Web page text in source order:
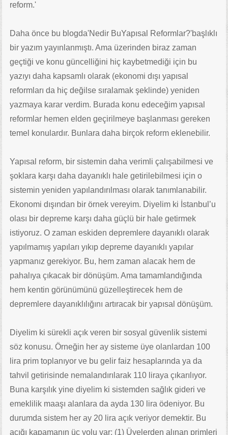
reform.'
Daha önce bu blogda'Nedir BuYapısal Reformlar?'başlıklı
bir yazım yayınlanmıştı. Ama üzerinden biraz zaman
geçtiği ve konu güncelliğini hiç kaybetmediği için bu
yazıyı daha kapsamlı olarak (ekonomi dışı yapısal
reformları da hiç değilse sıralamak şeklinde) yeniden
yazmaya karar verdim. Burada konu edeceğim yapısal
reformlar hemen elden geçirilmeye başlanması gereken
temel konulardır. Bunlara daha birçok reform eklenebilir.
Yapısal reform, bir sistemin daha verimli çalışabilmesi ve
şoklara karşı daha dayanıklı hale getirilebilmesi için o
sistemin yeniden yapılandırılması olarak tanımlanabilir.
Ekonomi dışından bir örnek vereyim. Diyelim ki İstanbul’u
olası bir depreme karşı daha güçlü bir hale getirmek
istiyoruz. O zaman eskiden depremlere dayanıklı olarak
yapılmamış yapıları yıkıp depreme dayanıklı yapılar
yapmanız gerekiyor. Bu, hem zaman alacak hem de
pahalıya çıkacak bir dönüşüm. Ama tamamlandığında
hem kentin görünümünü güzelleştirecek hem de
depremlere dayanıklılığını artıracak bir yapısal dönüşüm.
Diyelim ki sürekli açık veren bir sosyal güvenlik sistemi
söz konusu. Örneğin her ay sisteme üye olanlardan 100
lira prim toplanıyor ve bu gelir faiz hesaplarında ya da
tahvil getirisinde nemalandırılarak 110 liraya çıkarılıyor.
Buna karşılık yine diyelim ki sistemden sağlık gideri ve
emeklilik maaşı alanlara da ayda 130 lira ödeniyor. Bu
durumda sistem her ay 20 lira açık veriyor demektir. Bu
açığı kapamanın üç yolu var: (1) Üyelerden alınan primleri